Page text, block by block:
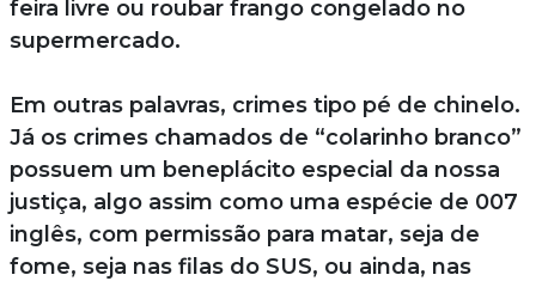
feira livre ou roubar frango congelado no
supermercado.
Em outras palavras, crimes tipo pé de chinelo.
Já os crimes chamados de “colarinho branco”
possuem um beneplácito especial da nossa
justiça, algo assim como uma espécie de 007
inglês, com permissão para matar, seja de
fome, seja nas filas do SUS, ou ainda, nas